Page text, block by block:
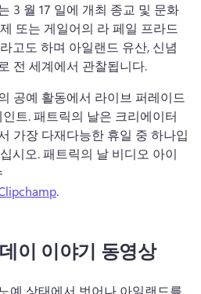
3 월 17 일에 개최 종교 및 문화
또는 게일어의 라 페일 프라드
고도 하며 아일랜드 유산, 신념
전 세계에서 관찰됩니다.
공예 활동에서 라이브 퍼레이드
트. 패트릭의 날은 크리에이터
가장 다재다능한 휴일 중 하나입
시오. 패트릭의 날 비디오 아이
.
이 이야기 동영상
예 상태에서 벗어나 아일랜드를